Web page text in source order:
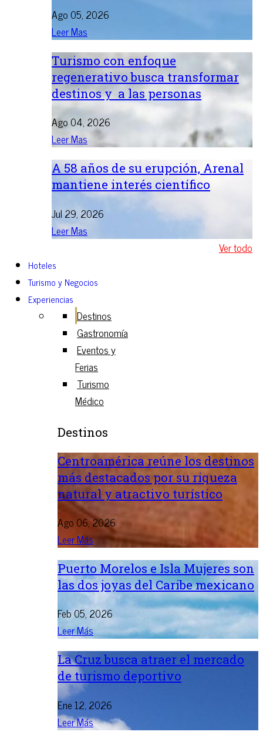
Ago 05, 2026
Leer Mas
Turismo con enfoque
regenerativo busca transformar
destinos y a las personas
Ago 04, 2026
Leer Mas
A 58 años de su erupción, Arenal
mantiene interés científico
Jul 29, 2026
Leer Mas
Ver todo
Hoteles
Turismo y Negocios
Experiencias
Destinos
Gastronomía
Eventos y
Ferias
Turismo
Médico
Destinos
Centroamérica reúne los destinos
más destacados por su riqueza
natural y atractivo turístico
Ago 06, 2026
Leer Más
Puerto Morelos e Isla Mujeres son
las dos joyas del Caribe mexicano
Feb 05, 2026
Leer Más
La Cruz busca atraer el mercado
de turismo deportivo
Ene 12, 2026
Leer Más